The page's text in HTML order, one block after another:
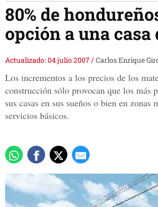
80% de
opción a una casa
Actualizado: 04 julio 2007/Carlos Enrique
Los incrementos a los precios de los
construcción sólo provocan que los más
sus casas en sus sueños o bien en zonas
servicios básicos.